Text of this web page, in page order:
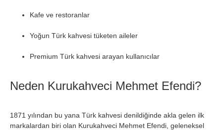
Kafe ve restoranlar
Yoğun Türk kahvesi tüketen aileler
Premium Türk kahvesi arayan kullanıcılar
Neden Kurukahveci Mehmet Efendi?
1871 yılından bu yana Türk kahvesi denildiğinde akla gelen ilk
markalardan biri olan Kurukahveci Mehmet Efendi, geleneksel